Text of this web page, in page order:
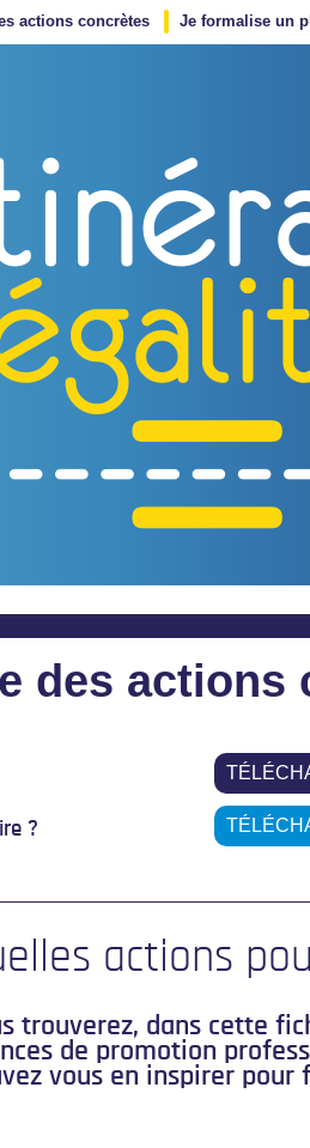
actions concrètes Je formalise un
des actions
?
actions
trouverez, dans cette
de promotion
vous en inspirer